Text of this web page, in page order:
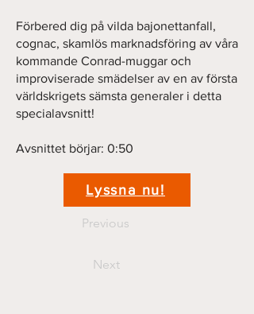
Förbered dig på vilda bajonettanfall,
cognac, skamlös marknadsföring av våra
kommande Conrad-muggar och
improviserade smädelser av en av första
världskrigets sämsta generaler i detta
specialavsnitt!
Avsnittet börjar: 0:50
Lyssna nu!
Previous
Next